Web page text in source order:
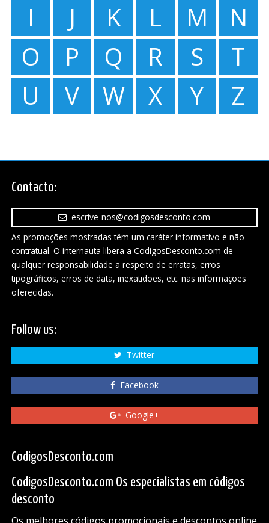
I
J K L M
N
O
P Q R S
T
U
V W X Y Z
Contacto:
escrive-nos@codigosdesconto.com
As promoções mostradas têm um caráter informativo e não
contratual. O internauta libera a CodigosDesconto.com de
qualquer responsabilidade a respeito de erratas, erros
tipográficos, erros de data, inexatidões, etc. nas informações
oferecidas.
Follow us:
Twitter
Facebook
Google+
CodigosDesconto.com
CodigosDesconto.com Os especialistas em códigos
desconto